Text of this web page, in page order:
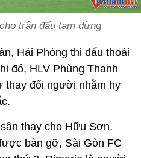
trận đấu tạm dừng
Hải Phòng thi đấu thoải
đó, HLV Phùng Thanh
thay đổi người nhằm hy
thay cho Hữu Sơn.
bàn gỡ, Sài Gòn FC